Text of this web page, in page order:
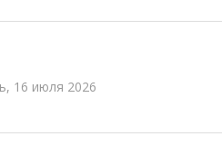
16 июля 2026